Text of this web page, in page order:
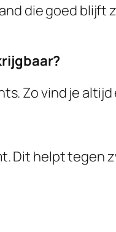
die goed blijft
Zo vind je
Dit helpt tegen